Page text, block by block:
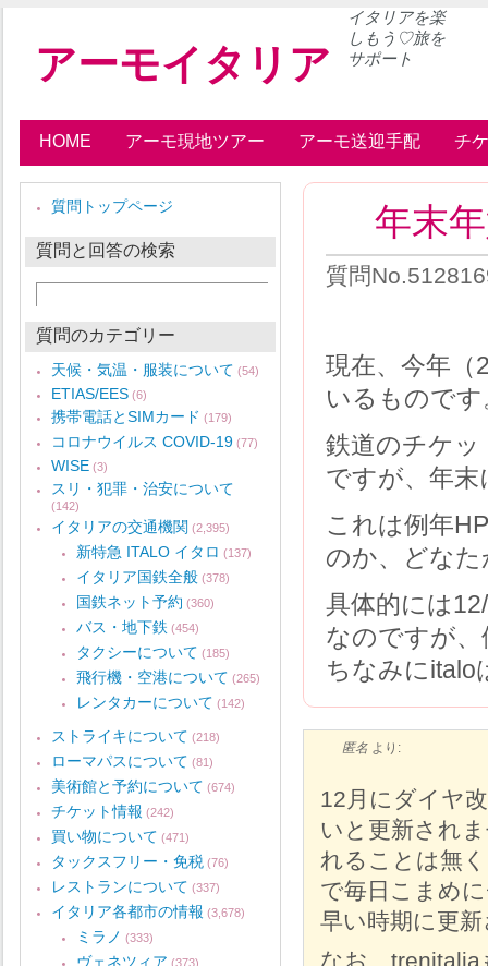
アーモイタリア
イタリアを楽
しもう♡旅を
サポート
HOME アーモ現地ツアー アーモ送迎手配 チ
年末
質問
現在、今年（
いるものです
鉄道のチケッ
ですが、年
これは例年
のか、どな
具体的には
なのですが
ちなみにitalo
匿名 より:
12月にダイヤ
いと更新され
れることは無
で毎日こまめ
早い時期に更
なお、trenitalia
質問トップページ
質問と回答の検索
質問のカテゴリー
天候・気温・服装について (54)
ETIAS/EES (6)
携帯電話とSIMカード (179)
コロナウイルス COVID-19 (77)
WISE (3)
スリ・犯罪・治安について
(142)
イタリアの交通機関 (2,395)
新特急 ITALO イタロ (137)
イタリア国鉄全般 (378)
国鉄ネット予約 (360)
バス・地下鉄 (454)
タクシーについて (185)
飛行機・空港について (265)
レンタカーについて (142)
ストライキについて (218)
ローマパスについて (81)
美術館と予約について (674)
チケット情報 (242)
買い物について (471)
タックスフリー・免税 (76)
レストランについて (337)
イタリア各都市の情報 (3,678)
ミラノ (333)
ヴェネツィア (373)